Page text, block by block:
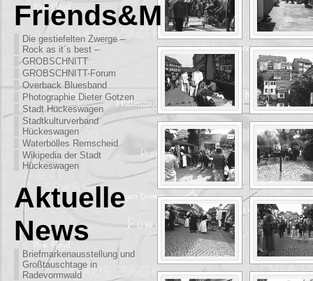
Friends&More
Die gestiefelten Zwerge –
Rock as it´s best –
GROBSCHNITT
GROBSCHNITT-Forum
Overback Bluesband
Photographie Dieter Gotzen
Stadt Hückeswagen
Stadtkulturverband
Hückeswagen
Waterbölles Remscheid
Wikipedia der Stadt
Hückeswagen
Aktuelle
News
Briefmarkenausstellung und
Großtauschtage in
Radevormwald